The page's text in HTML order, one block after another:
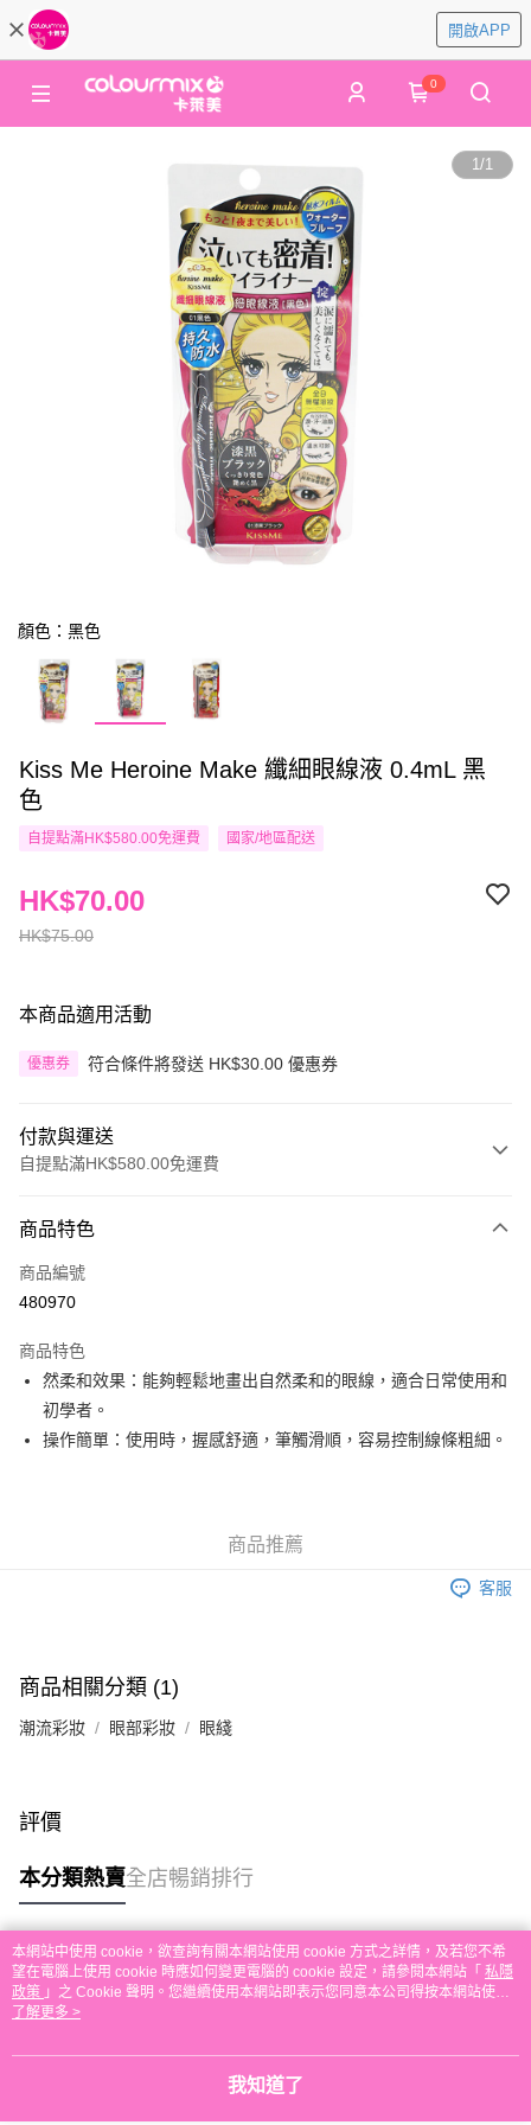
開啟APP
0
1/1
顏色：黑色
Kiss Me Heroine Make 纖細眼線液 0.4mL 黑
色
自提點滿HK$580.00免運費 國家/地區配送
HK$75.00
HK$70.00
本商品適用活動
優惠券 符合條件將發送 HK$30.00 優惠券
付款與運送
自提點滿HK$580.00免運費
信用卡
Apple Pay
AlipayHK
PayMe
eshop@colourmix-cosmetics.com** **我們不會處理沒有提供存款單據的訂
每筆HK$30.00，滿HK$580.00或以上免運費
每筆HK$30.00，滿HK$580.00或以上免運費
免運費
其他地區配送 運費表
商品特色
商品編號
480970
商品特色
然柔和效果：能夠輕鬆地畫出自然柔和的眼線，適合日常使用和
初學者。
操作簡單：使用時，握感舒適，筆觸滑順，容易控制線條粗細。
商品推薦
客服
商品相關分類 (1)
潮流彩妝 眼部彩妝 眼綫
評價
本分類熱賣全店暢銷排行
熱門標籤
熱銷排行
本網站中使用 cookie，欲查詢有關本網站使用 cookie 方式之詳情，及若您不希
望在電腦上使用 cookie 時應如何變更電腦的 cookie 設定，請參閱本網站「 私隱
政策 」之 Cookie 聲明。您繼續使用本網站即表示您同意本公司得按本網站使用
條款之 Cookie 聲明使用 cookie。
了解更多 >
我知道了